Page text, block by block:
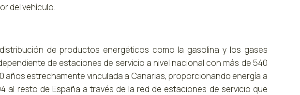
del vehículo.
de productos energéticos como la gasolina y los gases
de estaciones de servicio a nivel nacional con más de 540
años estrechamente vinculada a Canarias, proporcionando energía a
al resto de España a través de la red de estaciones de servicio que